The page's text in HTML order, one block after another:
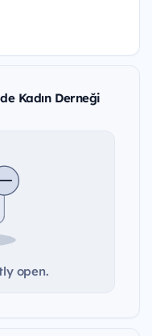
Kadın Derneği
open.